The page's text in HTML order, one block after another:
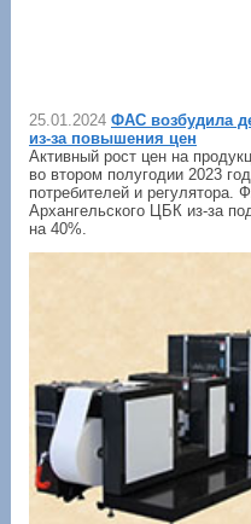
25.01.2024 ФАС возбудила
из-за повышения цен
Активный рост цен на
во втором полугодии 2023
потребителей и регулятора.
Архангельского ЦБК из-за
на 40%.